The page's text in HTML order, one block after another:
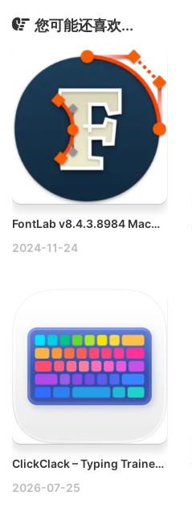
您可能还喜欢...
FontLab v8.4.3.8984 Mac字体设计及开发工具破解版
2024-11-24
ClickClack – Typing Trainer v4.5.1 Mac打字速度训练与测试工具破解版
2026-07-25